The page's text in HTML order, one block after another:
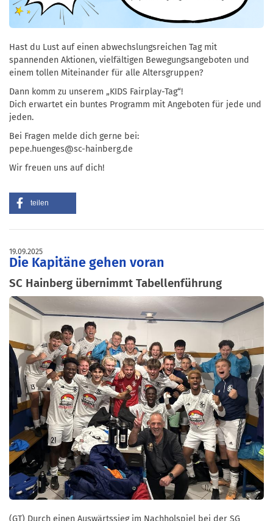
Hast du Lust auf einen abwechslungsreichen Tag mit
spannenden Aktionen, vielfältigen Bewegungsangeboten und
einem tollen Miteinander für alle Altersgruppen?
Dann komm zu unserem „KIDS Fairplay-Tag“!
Dich erwartet ein buntes Programm mit Angeboten für jede und
jeden.
Bei Fragen melde dich gerne bei:
pepe.huenges@sc-hainberg.de
Wir freuen uns auf dich!
teilen
19.09.2025
Die Kapitäne gehen voran
SC Hainberg übernimmt Tabellenführung